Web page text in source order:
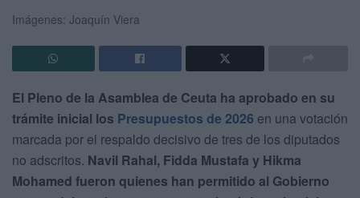
Imágenes: Joaquín Viera
El Pleno de la Asamblea de Ceuta ha aprobado en su
trámite inicial los Presupuestos de 2026 en una votación
marcada por el respaldo decisivo de tres de los diputados
no adscritos. Navil Rahal, Fidda Mustafa y Hikma
Mohamed fueron quienes han permitido al Gobierno